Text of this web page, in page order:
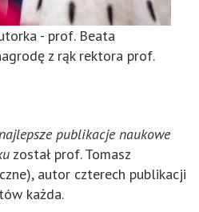
- prof. Beata
z rąk rektora prof.
publikacje naukowe
został prof. Tomasz
autor czterech publikacji
każda.